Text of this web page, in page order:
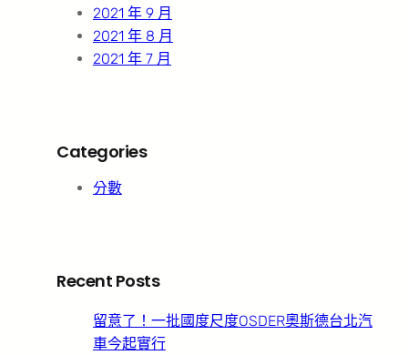
2021 年 9 月
2021 年 8 月
2021 年 7 月
Categories
分數
Recent Posts
留意了！一批國度尺度OSDER奧斯德台北汽
車今起實行